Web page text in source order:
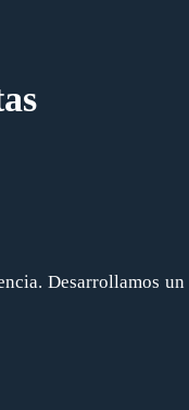
Desarrollamos